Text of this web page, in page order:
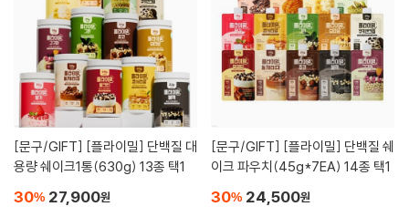
[문구/GIFT]
용량 쉐이크1통(630g) 13종 택1
30% 27,900원
[문구/GIFT]
이크 파우치(45g*7EA) 14종 택1
30% 24,500원